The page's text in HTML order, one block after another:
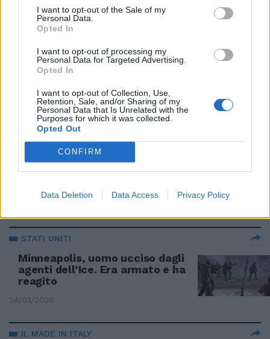
I want to opt-out of the Sale of my
Personal Data.
Opted In
I want to opt-out of processing my
Personal Data for Targeted Advertising.
Opted In
I want to opt-out of Collection, Use,
Retention, Sale, and/or Sharing of my
Personal Data that Is Unrelated with the
Purposes for which it was collected.
Opted Out
CONFIRM
Data Deletion Data Access Privacy Policy
MINNESOTA
Agenti dell'Ice minacciano
giornalisti Rai: "Vi tiriamo fuori".
Il video
25/01/2026
STATI UNITI
Minneapolis, agenti anti-
immigrazione sparano e
uccidono un uomo. Aveva una
STATI UNITI
Minneapolis, uomo ucciso dagli
agenti dell'Ice. Era armato e ha
reagito
24/01/2026
IL MADE IN ITALY